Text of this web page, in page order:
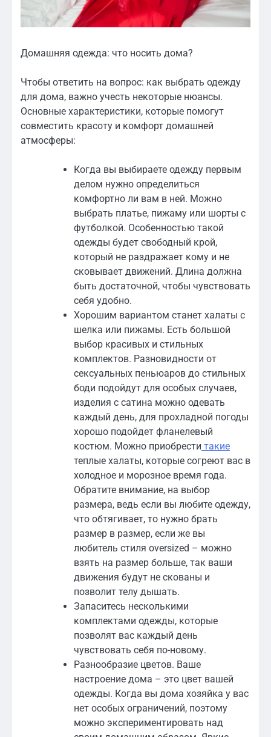
Домашняя одежда: что носить дома?
Чтобы ответить на вопрос: как выбрать одежду
для дома, важно учесть некоторые нюансы.
Основные характеристики, которые помогут
совместить красоту и комфорт домашней
атмосферы:
Когда вы выбираете одежду первым
делом нужно определиться
комфортно ли вам в ней. Можно
выбрать платье, пижаму или шорты с
футболкой. Особенностью такой
одежды будет свободный крой,
который не раздражает кому и не
сковывает движений. Длина должна
быть достаточной, чтобы чувствовать
себя удобно.
Хорошим вариантом станет халаты с
шелка или пижамы. Есть большой
выбор красивых и стильных
комплектов. Разновидности от
сексуальных пеньюаров до стильных
боди подойдут для особых случаев,
изделия с сатина можно одевать
каждый день, для прохладной погоды
хорошо подойдет фланелевый
костюм. Можно приобрести такие
теплые халаты, которые согреют вас в
холодное и морозное время года.
Обратите внимание, на выбор
размера, ведь если вы любите одежду,
что обтягивает, то нужно брать
размер в размер, если же вы
любитель стиля oversized – можно
взять на размер больше, так ваши
движения будут не скованы и
позволит телу дышать.
Запаситесь несколькими
комплектами одежды, которые
позволят вас каждый день
чувствовать себя по-новому.
Разнообразие цветов. Ваше
настроение дома – это цвет вашей
одежды. Когда вы дома хозяйка у вас
нет особых ограничений, поэтому
можно экспериментировать над